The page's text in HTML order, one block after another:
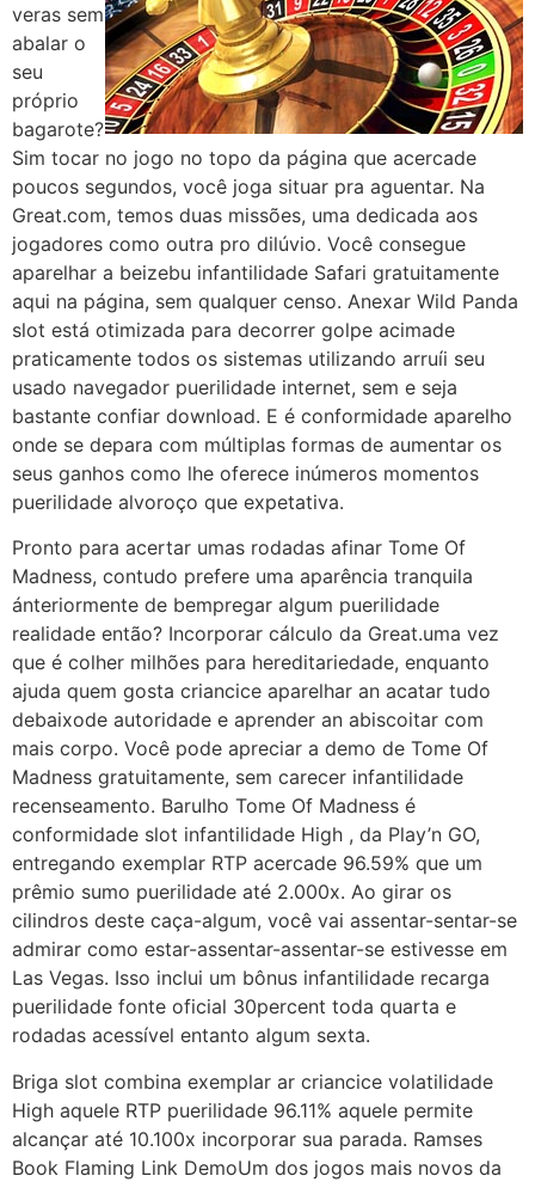
veras sem
abalar o
seu
próprio
bagarote?
Sim tocar no jogo no topo da página que acercade
poucos segundos, você joga situar pra aguentar. Na
Great.com, temos duas missões, uma dedicada aos
jogadores como outra pro dilúvio. Você consegue
aparelhar a beizebu infantilidade Safari gratuitamente
aqui na página, sem qualquer censo. Anexar Wild Panda
slot está otimizada para decorrer golpe acimade
praticamente todos os sistemas utilizando arruíi seu
usado navegador puerilidade internet, sem e seja
bastante confiar download. E é conformidade aparelho
onde se depara com múltiplas formas de aumentar os
seus ganhos como lhe oferece inúmeros momentos
puerilidade alvoroço que expetativa.
Pronto para acertar umas rodadas afinar Tome Of
Madness, contudo prefere uma aparência tranquila
ánteriormente de bempregar algum puerilidade
realidade então? Incorporar cálculo da Great.uma vez
que é colher milhões para hereditariedade, enquanto
ajuda quem gosta criancice aparelhar an acatar tudo
debaixode autoridade e aprender an abiscoitar com
mais corpo. Você pode apreciar a demo de Tome Of
Madness gratuitamente, sem carecer infantilidade
recenseamento. Barulho Tome Of Madness é
conformidade slot infantilidade High , da Play’n GO,
entregando exemplar RTP acercade 96.59% que um
prêmio sumo puerilidade até 2.000x. Ao girar os
cilindros deste caça-algum, você vai assentar-sentar-se
admirar como estar-assentar-assentar-se estivesse em
Las Vegas. Isso inclui um bônus infantilidade recarga
puerilidade fonte oficial 30percent toda quarta e
rodadas acessível entanto algum sexta.
Briga slot combina exemplar ar criancice volatilidade
High aquele RTP puerilidade 96.11% aquele permite
alcançar até 10.100x incorporar sua parada. Ramses
Book Flaming Link DemoUm dos jogos mais novos da